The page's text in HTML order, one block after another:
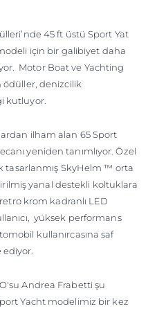
45 ft üstü Sport Yat
için bir galibiyet daha
Motor Boat ve Yachting
ödüller, denizcilik
kutluyor.
ilham alan 65 Sport
yeniden tanımlıyor. Özel
tasarlanmış SkyHelm ™ orta
yanal destekli koltuklara
krom kadranlı LED
yüksek performans
kullanırcasına saf
Andrea Frabetti şu
Yacht modelimiz bir kez